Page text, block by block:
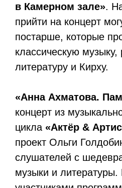
в Камерном зале».
прийти на концерт
постарше, которые
классическую музыку,
литературу и Кирху.
«Анна Ахматова.
концерт из
цикла «Актёр &
проект Ольги
слушателей с
музыки и